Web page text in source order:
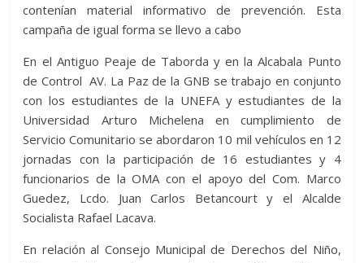
contenían material informativo de prevención. Esta
campaña de igual forma se llevo a cabo
En el Antiguo Peaje de Taborda y en la Alcabala Punto
de Control AV. La Paz de la GNB se trabajo en conjunto
con los estudiantes de la UNEFA y estudiantes de la
Universidad Arturo Michelena en cumplimiento de
Servicio Comunitario se abordaron 10 mil vehículos en 12
jornadas con la participación de 16 estudiantes y 4
funcionarios de la OMA con el apoyo del Com. Marco
Guedez, Lcdo. Juan Carlos Betancourt y el Alcalde
Socialista Rafael Lacava.
En relación al Consejo Municipal de Derechos del Niño,